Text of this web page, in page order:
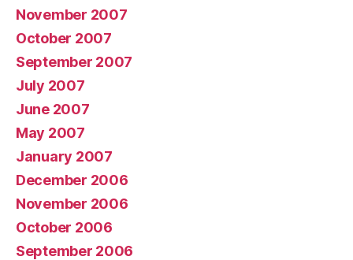
November 2007
October 2007
September 2007
July 2007
June 2007
May 2007
January 2007
December 2006
November 2006
October 2006
September 2006